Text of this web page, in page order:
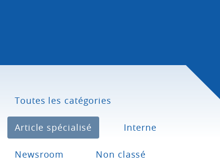
Toutes les catégories
Article spécialisé Interne
Newsroom Non classé